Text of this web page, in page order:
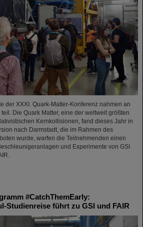
der XXXI. Quark-Matter-Konferenz nahmen an
Die Quark Matter, eine der weltweit größten
Kernkollisionen, fand dieses Jahr in
nach Darmstadt, die im Rahmen des
wurde, warfen die Teilnehmenden einen
und Experimente von GSI
#CatchThemEarly:
Studienreise führt zu GSI und FAIR